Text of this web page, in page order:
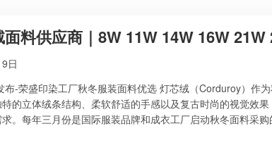
料供应商｜8W 11W 14W 16W 21W
日
布-荣盛印染工厂秋冬服装面料优选 灯芯绒（Corduroy）作
的立体绒条结构、柔软舒适的手感以及复古时尚的视觉效
。每年三月份是国际服装品牌和成衣工厂启动秋冬面料采